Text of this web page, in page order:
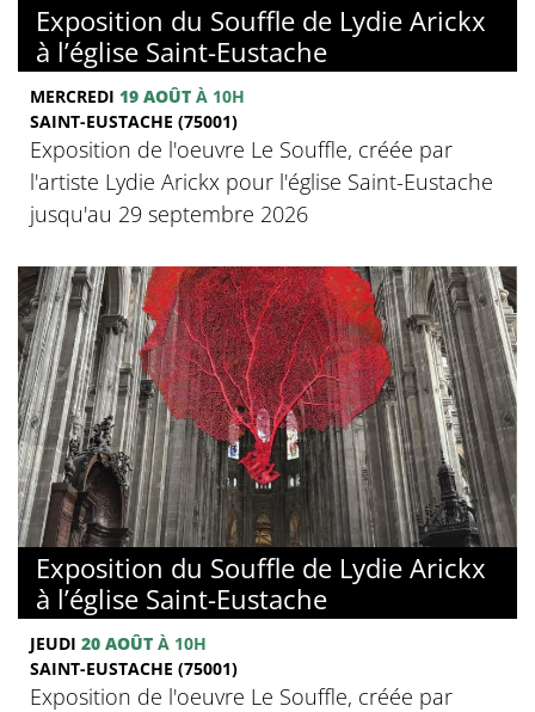
Exposition du Souffle de Lydie Arickx
à l’église Saint-Eustache
MERCREDI 19 AOÛT À 10H
SAINT-EUSTACHE (75001)
Exposition de l'oeuvre Le Souffle, créée par
l'artiste Lydie Arickx pour l'église Saint-Eustache
jusqu'au 29 septembre 2026
Exposition du Souffle de Lydie Arickx
à l’église Saint-Eustache
JEUDI 20 AOÛT À 10H
SAINT-EUSTACHE (75001)
Exposition de l'oeuvre Le Souffle, créée par